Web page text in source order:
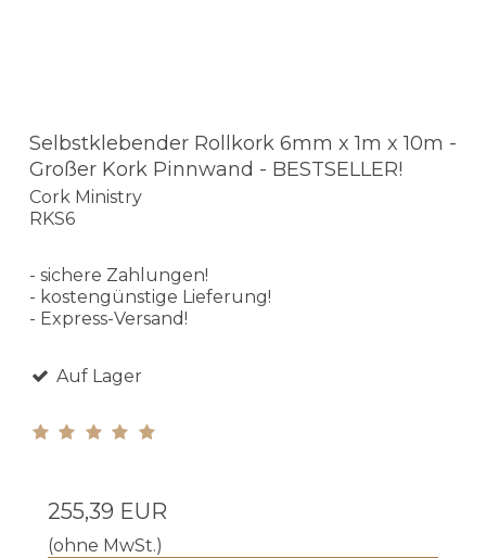
Selbstklebender Rollkork 6mm x 1m x 10m -
Großer Kork Pinnwand - BESTSELLER!
Cork Ministry
RKS6
- sichere Zahlungen!
- kostengünstige Lieferung!
- Express-Versand!
Auf Lager
255,39 EUR
(ohne MwSt.)